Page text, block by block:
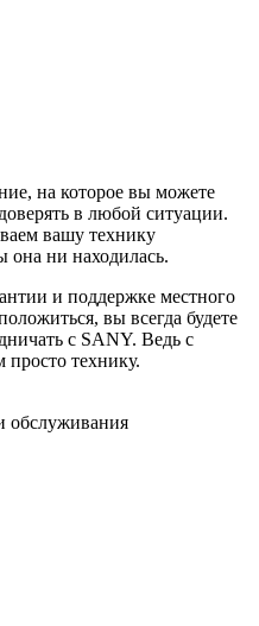
на которое вы можете
в любой ситуации.
вашу технику
она ни находилась.
и поддержке местного
вы всегда будете
с SANY. Ведь с
технику.
обслуживания